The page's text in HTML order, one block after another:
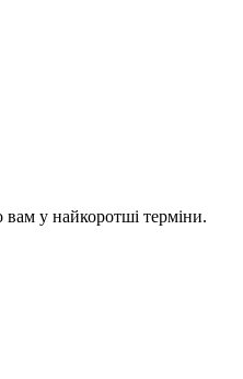
у найкоротші терміни.